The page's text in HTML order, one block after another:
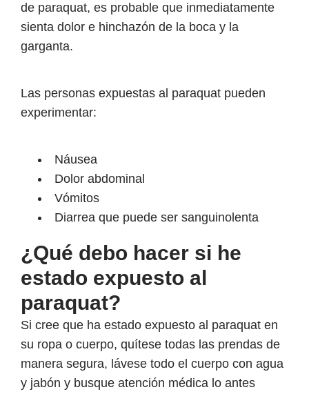
de paraquat, es probable que inmediatamente
sienta dolor e hinchazón de la boca y la
garganta.
Las personas expuestas al paraquat pueden
experimentar:
Náusea
Dolor abdominal
Vómitos
Diarrea que puede ser sanguinolenta
¿Qué debo hacer si he
estado expuesto al
paraquat?
Si cree que ha estado expuesto al paraquat en
su ropa o cuerpo, quítese todas las prendas de
manera segura, lávese todo el cuerpo con agua
y jabón y busque atención médica lo antes